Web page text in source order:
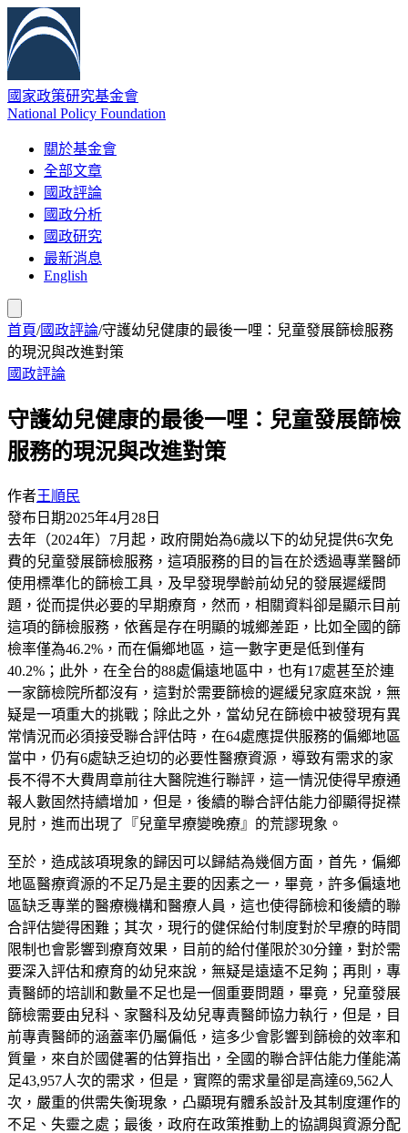
國家政策研究基金會
National Policy Foundation
關於基金會
全部文章
國政評論
國政分析
國政研究
最新消息
English
首頁/國政評論/守護幼兒健康的最後一哩：兒童發展篩檢服務
的現況與改進對策
國政評論
守護幼兒健康的最後一哩：兒童發展篩檢
服務的現況與改進對策
作者王順民
發布日期2025年4月28日
去年（2024年）7月起，政府開始為6歲以下的幼兒提供6次免
費的兒童發展篩檢服務，這項服務的目的旨在於透過專業醫師
使用標準化的篩檢工具，及早發現學齡前幼兒的發展遲緩問
題，從而提供必要的早期療育，然而，相關資料卻是顯示目前
這項的篩檢服務，依舊是存在明顯的城鄉差距，比如全國的篩
檢率僅為46.2%，而在偏鄉地區，這一數字更是低到僅有
40.2%；此外，在全台的88處偏遠地區中，也有17處甚至於連
一家篩檢院所都沒有，這對於需要篩檢的遲緩兒家庭來說，無
疑是一項重大的挑戰；除此之外，當幼兒在篩檢中被發現有異
常情況而必須接受聯合評估時，在64處應提供服務的偏鄉地區
當中，仍有6處缺乏迫切的必要性醫療資源，導致有需求的家
長不得不大費周章前往大醫院進行聯評，這一情況使得早療通
報人數固然持續增加，但是，後續的聯合評估能力卻顯得捉襟
見肘，進而出現了『兒童早療變晚療』的荒謬現象。
至於，造成該項現象的歸因可以歸結為幾個方面，首先，偏鄉
地區醫療資源的不足乃是主要的因素之一，畢竟，許多偏遠地
區缺乏專業的醫療機構和醫療人員，這也使得篩檢和後續的聯
合評估變得困難；其次，現行的健保給付制度對於早療的時間
限制也會影響到療育效果，目前的給付僅限於30分鐘，對於需
要深入評估和療育的幼兒來說，無疑是遠遠不足夠；再則，專
責醫師的培訓和數量不足也是一個重要問題，畢竟，兒童發展
篩檢需要由兒科、家醫科及幼兒專責醫師協力執行，但是，目
前專責醫師的涵蓋率仍屬偏低，這多少會影響到篩檢的效率和
質量，來自於國健署的估算指出，全國的聯合評估能力僅能滿
足43,957人次的需求，但是，實際的需求量卻是高達69,562人
次，嚴重的供需失衡現象，凸顯現有體系設計及其制度運作的
不足、失靈之處；最後，政府在政策推動上的協調與資源分配